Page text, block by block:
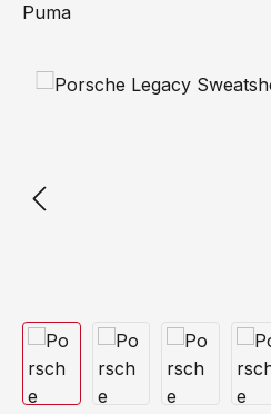
Puma
Bildergalerie überspringen